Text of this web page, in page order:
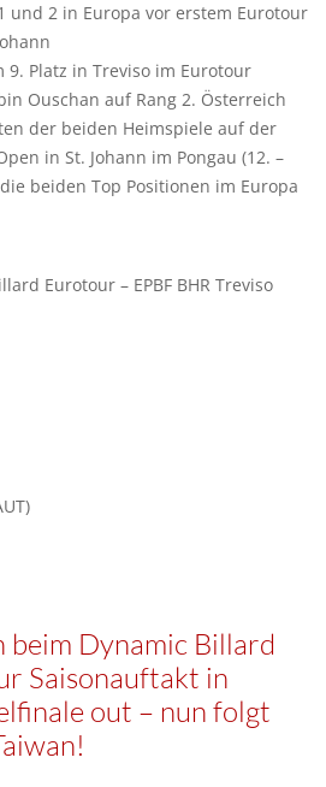
und 2 in Europa vor erstem Eurotour
9. Platz in Treviso im Eurotour
Ouschan auf Rang 2. Österreich
der beiden Heimspiele auf der
in St. Johann im Pongau (12. –
beiden Top Positionen im Europa
Eurotour – EPBF BHR Treviso
beim Dynamic Billard
Saisonauftakt in
out – nun folgt